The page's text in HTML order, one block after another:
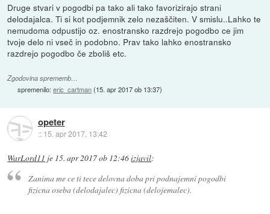
Druge stvari v pogodbi pa tako ali tako favorizirajo strani
delodajalca. Ti si kot podjemnik zelo nezaščiten. V smislu..Lahko te
nemudoma odpustijo oz. enostransko razdrejo pogodbo ce jim
tvoje delo ni vseč in podobno. Prav tako lahko enostransko
razdrejo pogodbo če zboliš etc.
Zgodovina sprememb…
spremenilo:eric_cartman(15. apr 2017 ob 13:37)
opeter
:: 15. apr 2017, 13:42
WarLord11 je 15. apr 2017 ob 12:46izjavil:
Zanima me ce ti tece delovna doba pri podnajemni pogodbi
fizicna oseba (delodajalec) fizicna (delojemalec).